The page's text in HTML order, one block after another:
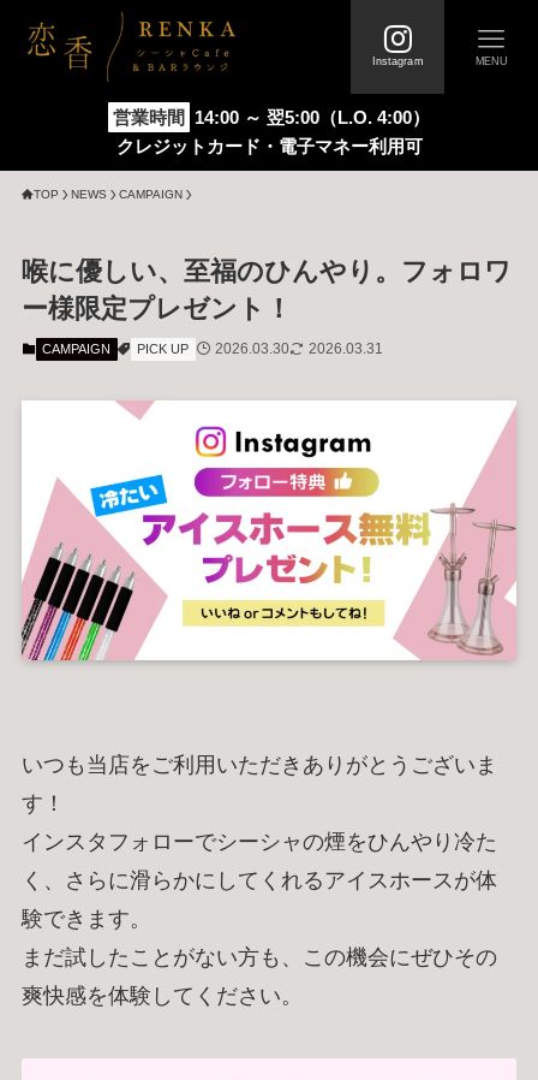
TOP FIRST
SYSTEM メニュー / 料金システム
STORE
店舗情報 / 店内写真
ABOUT
FAQ
お客様の声
NEWS
新着情報
COLUMN
お役立ちコラム
RECRUIT
求人情報
CONTACT
お問い合わせ
地図アプリで見る
Googleマップで開く
Instagram
恋香の公式インスタ
クレジットカード・電子マネー利用可
禁煙・喫煙：全席喫煙可 ※加熱式たばこのみ
貸出し可能備品：充電器 / ブランケット / カードゲーム
Instagram MENU
営業時間
14:00 ～ 翌5:00（L.O. 4:00）
クレジットカード・電子マネー利用可
TOP NEWS CAMPAIGN
喉に優しい、至福のひんやり。フォロワ
ー様限定プレゼント！
CAMPAIGN PICK UP 2026.03.30 2026.03.31
いつも当店をご利用いただきありがとうございま
す！
インスタフォローでシーシャの煙をひんやり冷た
く、さらに滑らかにしてくれるアイスホースが体
験できます。
まだ試したことがない方も、この機会にぜひその
爽快感を体験してください。